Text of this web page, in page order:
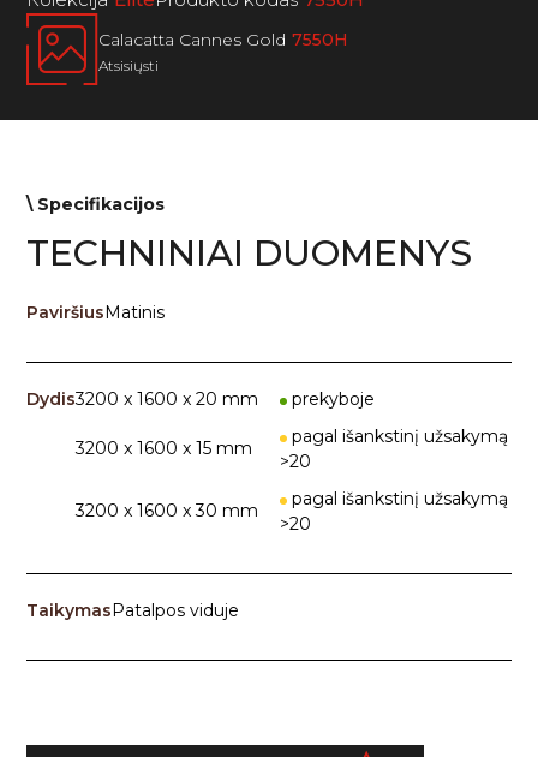
Calacatta Cannes Gold 7550H
Atsisiųsti
\ Specifikacijos
TECHNINIAI DUOMENYS
PaviršiusMatinis
Dydis3200 x 1600 x 20 mm prekyboje
3200 x 1600 x 15 mm
pagal išankstinį užsakymą
>20
3200 x 1600 x 30 mm
pagal išankstinį užsakymą
>20
TaikymasPatalpos viduje